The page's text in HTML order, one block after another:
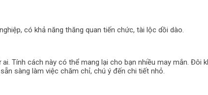
có khả năng thăng quan tiến chức, tài lộc dồi dào.
Tính cách này có thể mang lại cho bạn nhiều may mắn.
sàng làm việc chăm chỉ, chú ý đến chi tiết nhỏ.